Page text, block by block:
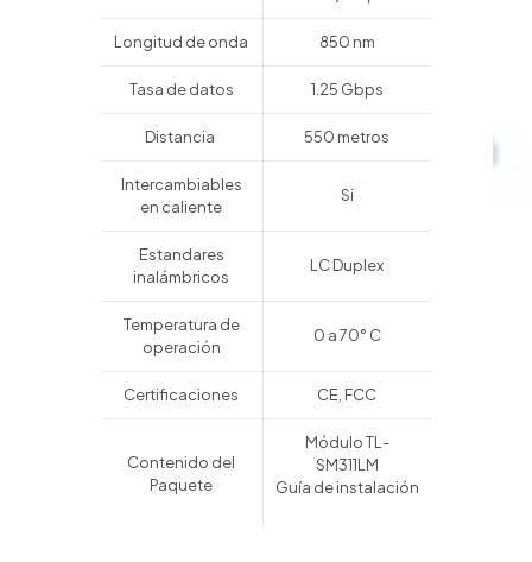
Longitud de onda 850 nm
Tasa de datos 1.25 Gbps
Distancia 550 metros
Intercambiables
en caliente
Si
Estandares
inalámbricos
LC Duplex
Temperatura de
operación
0 a 70° C
Certificaciones CE, FCC
Contenido del
Paquete
Módulo TL-
SM311LM
Guía de instalación